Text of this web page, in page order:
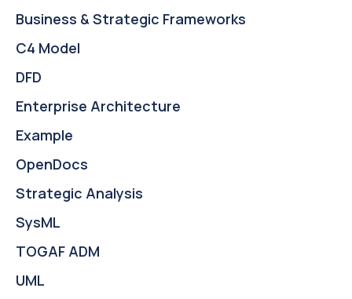
Business & Strategic Frameworks
C4 Model
DFD
Enterprise Architecture
Example
OpenDocs
Strategic Analysis
SysML
TOGAF ADM
UML